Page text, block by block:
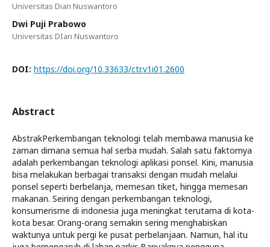
Universitas Dian Nuswantoro
Dwi Puji Prabowo
Universitas DIan Nuswantoro
DOI: https://doi.org/10.33633/ctr.v1i01.2600
Abstract
AbstrakPerkembangan teknologi telah membawa manusia ke
zaman dimana semua hal serba mudah. Salah satu faktornya
adalah perkembangan teknologi aplikasi ponsel. Kini, manusia
bisa melakukan berbagai transaksi dengan mudah melalui
ponsel seperti berbelanja, memesan tiket, hingga memesan
makanan. Seiring dengan perkembangan teknologi,
konsumerisme di indonesia juga meningkat terutama di kota-
kota besar. Orang-orang semakin sering menghabiskan
waktunya untuk pergi ke pusat perbelanjaan. Namun, hal itu